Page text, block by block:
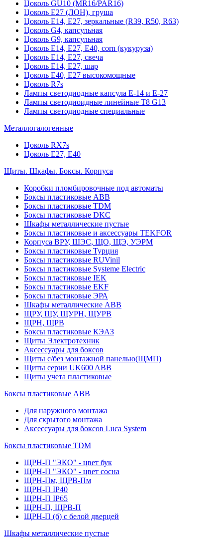
Цоколь GU10 (MR16/PAR16)
Цоколь Е27 (ЛОН), груша
Цоколь Е14, Е27, зеркальные (R39, R50, R63)
Цоколь G4, капсульная
Цоколь G9, капсульная
Цоколь Е14, Е27, Е40, corn (кукуруза)
Цоколь Е14, Е27, свеча
Цоколь Е14, Е27, шар
Цоколь Е40, Е27 высокомощные
Цоколь R7s
Лампы светодиодные капсула Е-14 и Е-27
Лампы светодиоидные линейные T8 G13
Лампы светодиодные специальные
Металлогалогенные
Цоколь RX7s
Цоколь Е27, E40
Щиты. Шкафы. Боксы. Корпуса
Коробки пломбировочные под автоматы
Боксы пластиковые ABB
Боксы пластиковые TDM
Боксы пластиковые DKC
Шкафы металлические пустые
Боксы пластиковые и аксессуары TEKFOR
Корпуса ВРУ, ШЭС, ЩО, ЩЭ, УЭРМ
Боксы пластиковые Турция
Боксы пластиковые RUVinil
Боксы пластиковые Systeme Electric
Боксы пластиковые IEK
Боксы пластиковые EKF
Боксы пластиковые ЭРА
Шкафы металлические ABB
ЩРУ, ЩУ, ЩУРН, ЩУРВ
ЩРН, ЩРВ
Боксы пластиковые КЭАЗ
Щиты Электротехник
Аксессуары для боксов
Щиты с/без монтажной панелью(ЩМП)
Щиты серии UK600 ABB
Щиты учета пластиковые
Боксы пластиковые ABB
Для наружного монтажа
Для скрытого монтажа
Аксессуары для боксов Luca System
Боксы пластиковые TDM
ЩРН-П "ЭКО" - цвет бук
ЩРН-П "ЭКО" - цвет сосна
ЩРН-Пм, ЩРВ-Пм
ЩРН-П IP40
ЩРН-П IP65
ЩРН-П, ЩРВ-П
ЩРН-П (б) с белой дверцей
Шкафы металлические пустые